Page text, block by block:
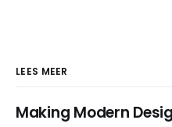
LEES MEER
Making Modern